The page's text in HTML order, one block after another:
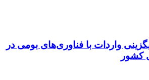
واردات با فناوری‌های بومی در
کشور